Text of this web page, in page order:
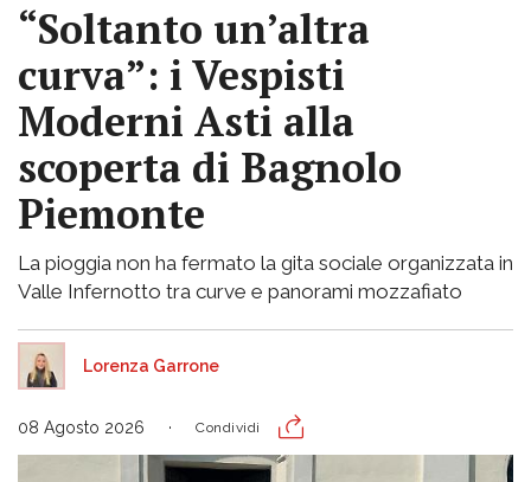
“Soltanto un’altra
curva”: i Vespisti
Moderni Asti alla
scoperta di Bagnolo
Piemonte
La pioggia non ha fermato la gita sociale organizzata in
Valle Infernotto tra curve e panorami mozzafiato
Lorenza Garrone
08 Agosto 2026 Condividi